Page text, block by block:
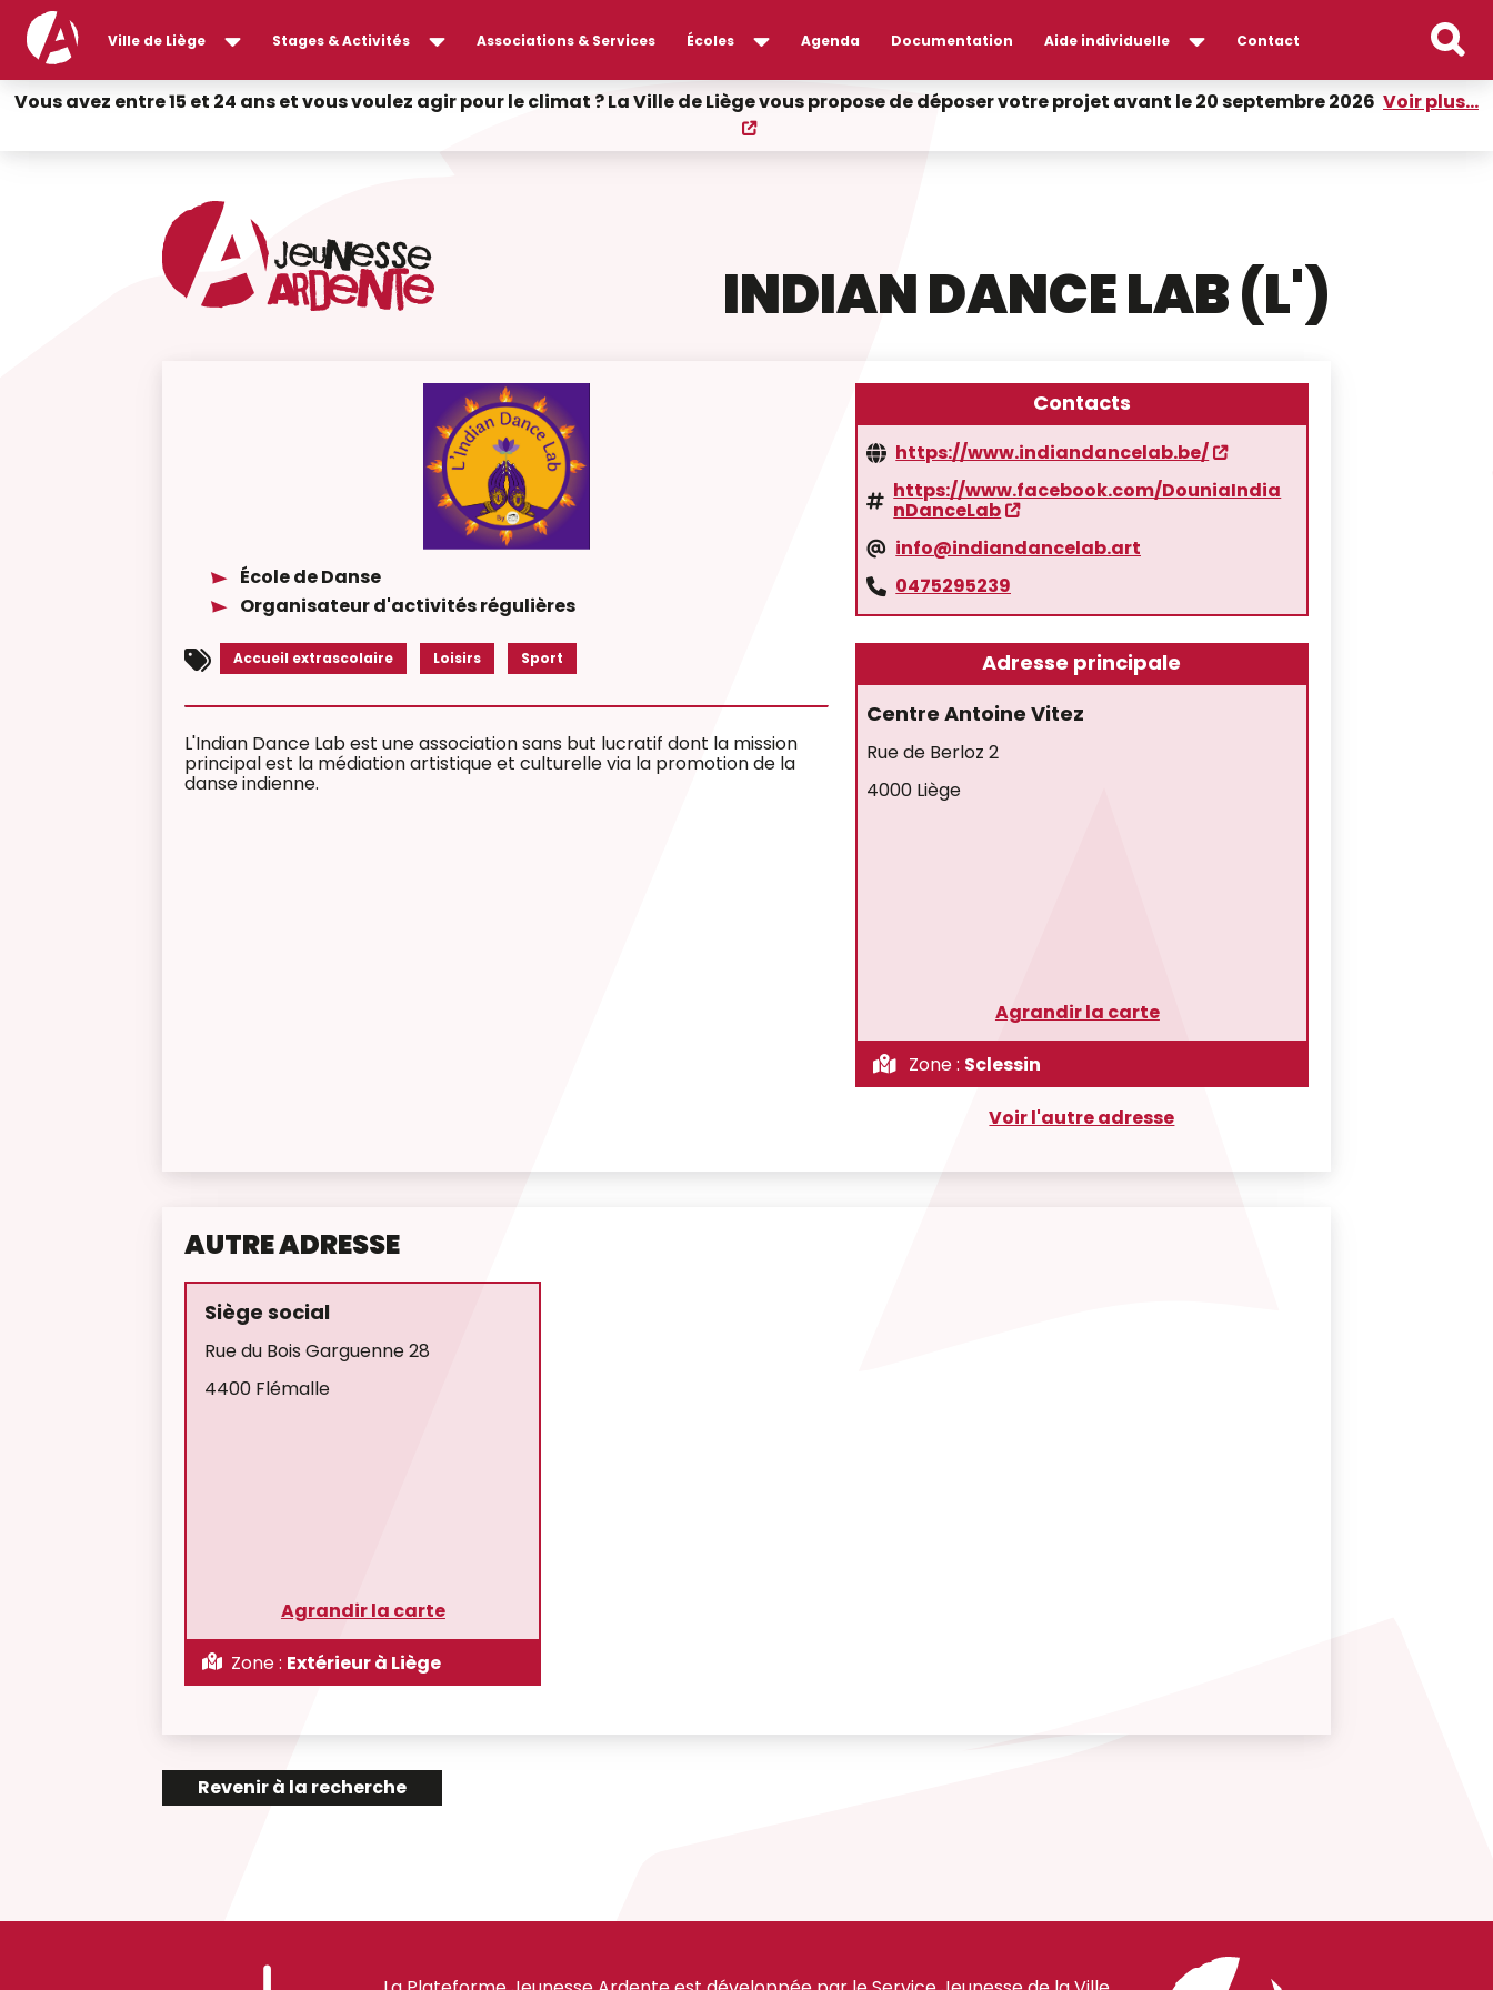
Ville de Liège Stages & Activités Associations & Services Écoles Agenda Documentation Aide individuelle Contact
Vous avez entre 15 et 24 ans et vous voulez agir pour le climat ? La Ville de Liège vous propose de déposer votre projet avant le 20 septembre 2026 Voir plus...
INDIAN DANCE LAB (L')
École de Danse
Organisateur d'activités régulières
Accueil extrascolaire Loisirs Sport
L'Indian Dance Lab est une association sans but lucratif dont la mission
principal est la médiation artistique et culturelle via la promotion de la
danse indienne.
Contacts
https://www.indiandancelab.be/
https://www.facebook.com/DouniaIndia
nDanceLab
info@indiandancelab.art
0475295239
Adresse principale
Centre Antoine Vitez
Rue de Berloz 2
4000 Liège
Agrandir la carte
Zone : Sclessin
Voir l'autre adresse
AUTRE ADRESSE
Siège social
Rue du Bois Garguenne 28
4400 Flémalle
Agrandir la carte
Zone : Extérieur à Liège
Revenir à la recherche